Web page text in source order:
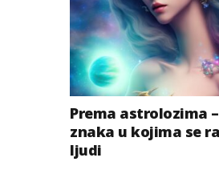
Prema astrolozima
znaka u kojima se
ljudi